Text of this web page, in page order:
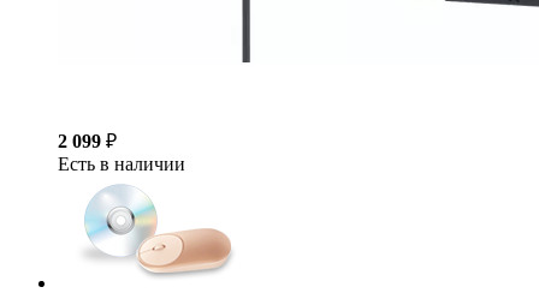
2 099 ₽
Есть в наличии